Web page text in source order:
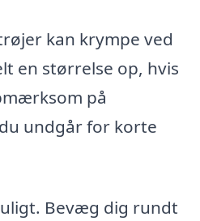
kan krympe ved
en størrelse op, hvis
på
undgår for korte
Bevæg dig rundt